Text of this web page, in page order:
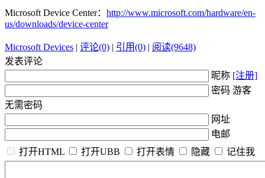
Microsoft Device Center： http://www.microsoft.com/hardware/en-
us/downloads/device-center
Microsoft Devices | 评论(0) | 引用(0) | 阅读(9648)
发表评论
昵称 [注册]
密码 游客
无需密码
网址
电邮
打开HTML
打开UBB 打开表情 隐藏 记住我